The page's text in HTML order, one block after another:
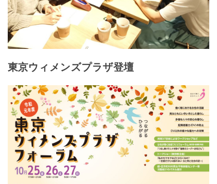
東京ウィメンズプラザ登壇